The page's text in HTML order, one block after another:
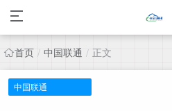
首页 / 中国联通 / 正文
中国联通